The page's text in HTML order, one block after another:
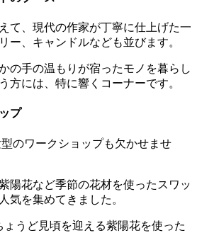
て、現代の作家が丁寧に仕上げた一
ー、キャンドルなども並びます。
の手の温もりが宿ったモノを暮らし
方には、特に響くコーナーです。
プ
のワークショップも欠かせませ
陽花など季節の花材を使ったスワッ
気を集めてきました。
うど見頃を迎える紫陽花を使った